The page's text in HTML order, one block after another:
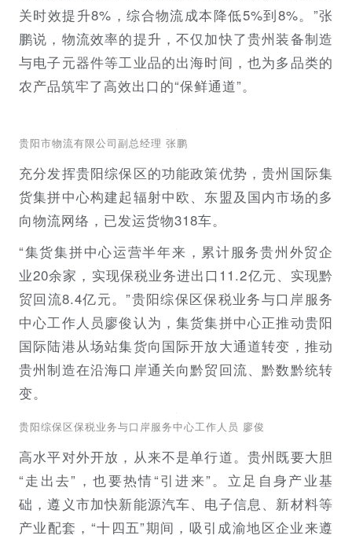
关时效提升8%，综合物流成本降低5%到8%。”张
鹏说，物流效率的提升，不仅加快了贵州装备制造
与电子元器件等工业品的出海时间，也为多品类的
农产品筑牢了高效出口的“保鲜通道”。
贵阳市物流有限公司副总经理 张鹏
充分发挥贵阳综保区的功能政策优势，贵州国际集
货集拼中心构建起辐射中欧、东盟及国内市场的多
向物流网络，已发运货物318车。
“集货集拼中心运营半年来，累计服务贵州外贸企
业20余家，实现保税业务进出口11.2亿元、实现黔
贸回流8.4亿元。”贵阳综保区保税业务与口岸服务
中心工作人员廖俊认为，集货集拼中心正推动贵阳
国际陆港从场站集货向国际开放大通道转变，推动
贵州制造在沿海口岸通关向黔贸回流、黔数黔统转
变。
贵阳综保区保税业务与口岸服务中心工作人员 廖俊
高水平对外开放，从来不是单行道。贵州既要大胆
“走出去”，也要热情“引进来”。立足自身产业基
础，遵义市加快新能源汽车、电子信息、新材料等
产业配套，“十四五”期间，吸引成渝地区企业来遵